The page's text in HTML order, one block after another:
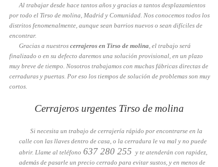
Al trabajar desde hace tantos años y gracias a tantos desplazamientos
por todo el Tirso de molina, Madrid y Comunidad. Nos conocemos todos los
distritos fenomenalmente, aunque sean barrios nuevos o sean difíciles de
encontrar.
Gracias a nuestros cerrajeros en Tirso de molina, el trabajo será
finalizado o en su defecto daremos una solución provisional, en un plazo
muy breve de tiempo. Nosotros trabajamos con muchas fábricas directas de
cerraduras y puertas. Por eso los tiempos de solución de problemas son muy
cortos.
Cerrajeros urgentes Tirso de molina
Si necesita un trabajo de cerrajería rápido por encontrarse en la
calle con las llaves dentro de casa, o la cerradura le va mal y no puede
abrir. Llame al teléfono 637 280 255 y te atenderán con rapidez,
además de pasarle un precio cerrado para evitar sustos, y en menos de